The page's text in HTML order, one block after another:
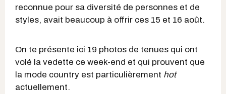
reconnue pour sa diversité de personnes et de
styles, avait beaucoup à offrir ces 15 et 16 août.
On te présente ici 19 photos de tenues qui ont
volé la vedette ce week-end et qui prouvent que
la mode country est particulièrement hot
actuellement.